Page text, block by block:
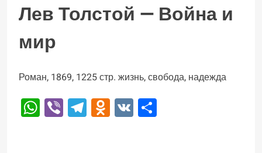
Лев Толстой — Война и
мир
Роман, 1869, 1225 стр. жизнь, свобода, надежда
WhatsApp
ViberTelegram
Odnoklassniki
VK